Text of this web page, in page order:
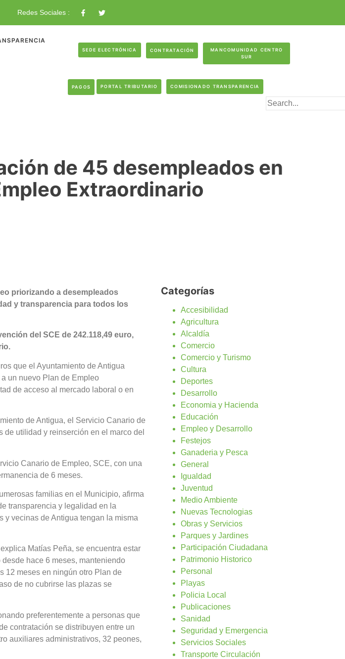
Redes Sociales :
SEDE ELECTRÓNICA CONTRATACIÓN
MANCOMUNIDAD CENTRO
SUR
PAGOS PORTAL TRIBUTARIO COMISIONADO TRANSPARENCIA
de 45 desempleados en
Extraordinario
priorizando a desempleados
y transparencia para todos los
del SCE de 242.118,49 euro,
que el Ayuntamiento de Antigua
un nuevo Plan de Empleo
de acceso al mercado laboral o en
de Antigua, el Servicio Canario de
utilidad y reinserción en el marco del
Canario de Empleo, SCE, con una
de 6 meses.
familias en el Municipio, afirma
transparencia y legalidad en la
y vecinas de Antigua tengan la misma
Matías Peña, se encuentra estar
hace 6 meses, manteniendo
12 meses en ningún otro Plan de
de no cubrirse las plazas se
preferentemente a personas que
contratación se distribuyen entre un
auxiliares administrativos, 32 peones,
Categorías
Accesibilidad
Agricultura
Alcaldía
Comercio
Comercio y Turismo
Cultura
Deportes
Desarrollo
Economia y Hacienda
Educación
Empleo y Desarrollo
Festejos
Ganaderia y Pesca
General
Igualdad
Juventud
Medio Ambiente
Nuevas Tecnologias
Obras y Servicios
Parques y Jardines
Participación Ciudadana
Patrimonio Historico
Personal
Playas
Policia Local
Publicaciones
Sanidad
Seguridad y Emergencia
Servicios Sociales
Transporte Circulación